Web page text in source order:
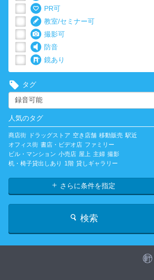
PR可
教室/セミナー可
撮影可
防音
鏡あり
タグ
人気のタグ
商店街 ドラッグストア 空き店舗 移動販売 駅近
オフィス街 書店・ビデオ店 ファミリー
ビル・マンション 小売店 屋上 主婦 撮影
机・椅子貸出しあり
1階 貸しギャラリー
さらに条件を指定
検索